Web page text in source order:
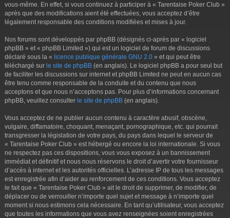
vous-même. En effet, si vous continuez à participer à « Tarentaise Poker Club »
après que des modifications aient été effectuées, vous acceptez d’être
légalement responsable des conditions modifiées et mises à jour.
Nos forums sont développés par phpBB (désignés ci-après par « logiciel
phpBB » et « phpBB Limited ») qui est un logiciel de forum de discussions
déclaré sous la « licence publique générale GNU 2.0 » et qui peut être
téléchargé sur le site de phpBB (en anglais). Le logiciel phpBB a pour seul but
de faciliter les discussions sur internet et phpBB Limited ne peut en aucun cas
être tenu comme responsable de la conduite et du contenu que nous
acceptons et que nous n’acceptons pas. Pour plus d’informations concernant
phpBB, veuillez consulter le site de phpBB (en anglais).
Vous acceptez de ne publier aucun contenu à caractère abusif, obscène,
vulgaire, diffamatoire, choquant, menaçant, pornographique, etc. qui pourrait
transgresser la législation de votre pays, du pays dans lequel le serveur de
« Tarentaise Poker Club » est hébergé ou encore la loi internationale. Si vous
ne respectez pas ces dispositions, vous vous exposez à un bannissement
immédiat et définitif et nous nous réservons le droit d’avertir votre fournisseur
d’accès à internet et les autorités officielles. L’adresse IP de tous les messages
est enregistrée afin d’aider au renforcement de ces conditions. Vous acceptez
le fait que « Tarentaise Poker Club » ait le droit de supprimer, de modifier, de
déplacer ou de verrouiller n’importe quel sujet et message à n’importe quel
moment si nous estimons cela nécessaire. En tant qu’utilisateur, vous acceptez
que toutes les informations que vous avez renseignées soient enregistrées